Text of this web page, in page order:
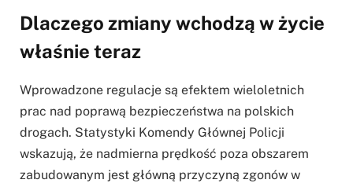
Dlaczego zmiany wchodzą w życie
właśnie teraz
Wprowadzone regulacje są efektem wieloletnich
prac nad poprawą bezpieczeństwa na polskich
drogach. Statystyki Komendy Głównej Policji
wskazują, że nadmierna prędkość poza obszarem
zabudowanym jest główną przyczyną zgonów w